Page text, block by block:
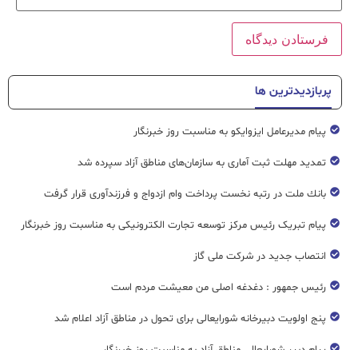
پربازدیدترین ها
پیام مدیرعامل ایزوایکو به مناسبت روز خبرنگار
تمدید مهلت ثبت آماری به سازمان‌های مناطق آزاد سپرده شد
بانك ملت در رتبه نخست پرداخت وام ازدواج و فرزندآوری قرار گرفت
پیام تبریک رئیس مرکز توسعه تجارت الکترونیکی به مناسبت روز خبرنگار
انتصاب جدید در شرکت ملی گاز
رئیس جمهور : دغدغه اصلی من معیشت مردم است
پنج اولویت دبیرخانه شورایعالی برای تحول در مناطق آزاد اعلام شد